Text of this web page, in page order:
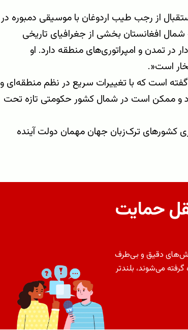
از رجب طیب اردوغان با موسیقی دمبوره در
افغانستان بخشی از جغرافیای تاریخی
در تمدن و امپراتوری‌های منطقه دارد. او
است.»
است که با تغییرات سریع در نظم منطقه‌ای و
و ممکن است در شمال کشور حکومتی تازه تحت
کشورهای ترک‌زبان جهان مهمان دولت آینده
حمایت
دقیق و بی‌طرف
می‌شوند، بلندتر